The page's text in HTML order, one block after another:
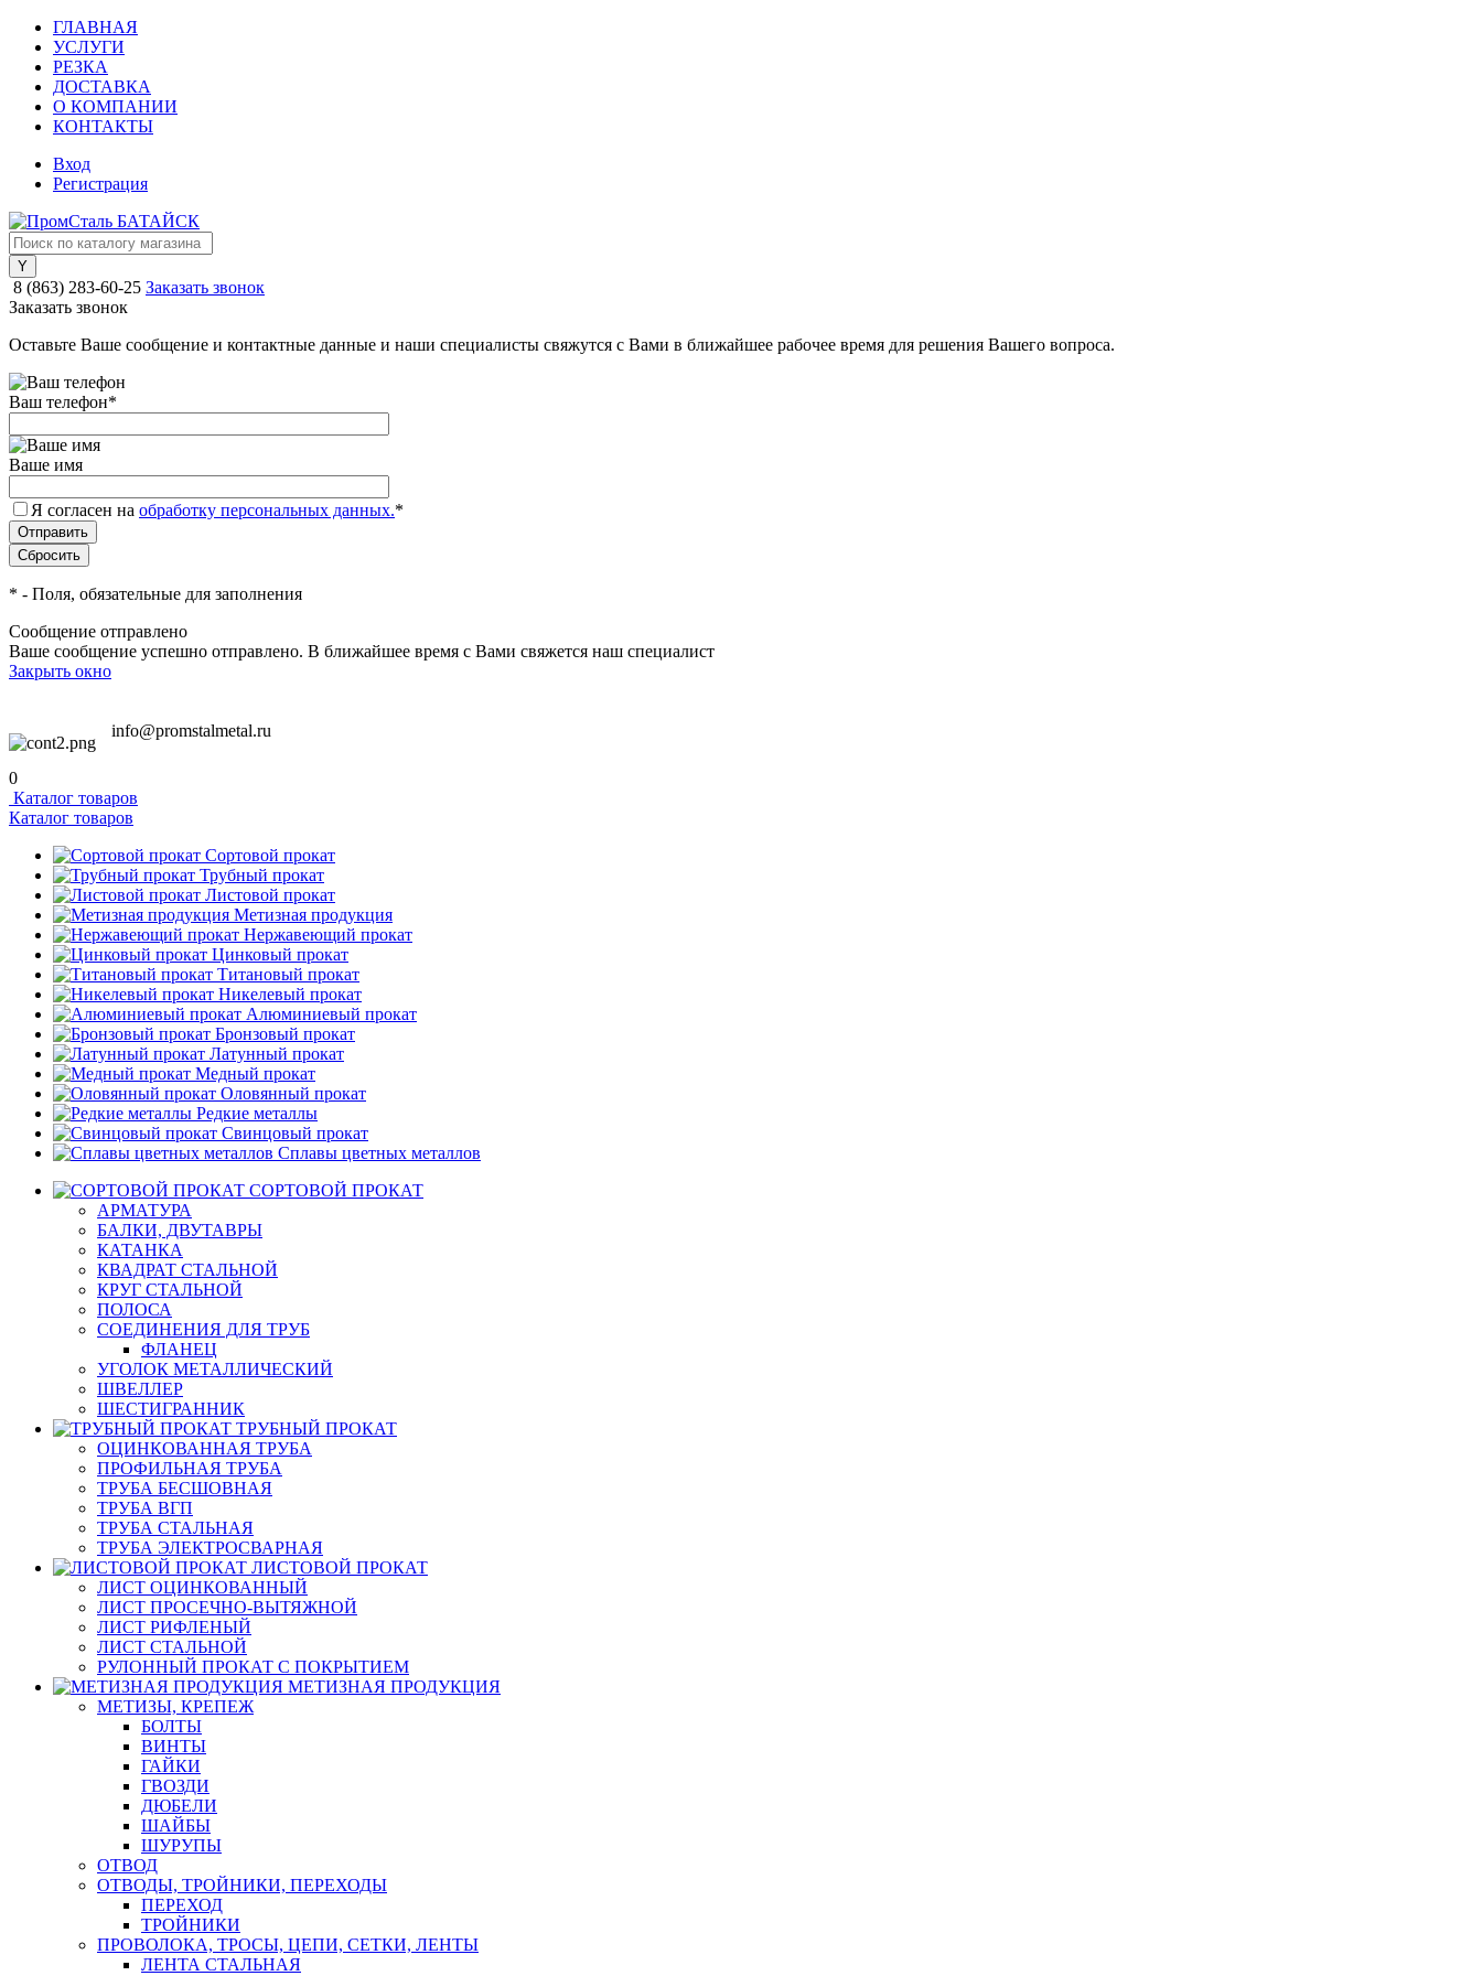
ГЛАВНАЯ
УСЛУГИ
РЕЗКА
ДОСТАВКА
О КОМПАНИИ
КОНТАКТЫ
Вход
Регистрация
8 (863) 283-60-25 Заказать звонок
Заказать звонок
Оставьте Ваше сообщение и контактные данные и наши специалисты свяжутся с Вами в ближайшее рабочее время для решения Вашего вопроса.
Ваш телефон*
Ваше имя
Я согласен на обработку персональных данных.*
* - Поля, обязательные для заполнения
Сообщение отправлено
Ваше сообщение успешно отправлено. В ближайшее время с Вами свяжется наш специалист
Закрыть окно
info@promstalmetal.ru
0
Каталог товаров
Каталог товаров
Сортовой прокат
Трубный прокат
Листовой прокат
Метизная продукция
Нержавеющий прокат
Цинковый прокат
Титановый прокат
Никелевый прокат
Алюминиевый прокат
Бронзовый прокат
Латунный прокат
Медный прокат
Оловянный прокат
Редкие металлы
Свинцовый прокат
Сплавы цветных металлов
СОРТОВОЙ ПРОКАТ
АРМАТУРА
БАЛКИ, ДВУТАВРЫ
КАТАНКА
КВАДРАТ СТАЛЬНОЙ
КРУГ СТАЛЬНОЙ
ПОЛОСА
СОЕДИНЕНИЯ ДЛЯ ТРУБ
ФЛАНЕЦ
УГОЛОК МЕТАЛЛИЧЕСКИЙ
ШВЕЛЛЕР
ШЕСТИГРАННИК
ТРУБНЫЙ ПРОКАТ
ОЦИНКОВАННАЯ ТРУБА
ПРОФИЛЬНАЯ ТРУБА
ТРУБА БЕСШОВНАЯ
ТРУБА ВГП
ТРУБА СТАЛЬНАЯ
ТРУБА ЭЛЕКТРОСВАРНАЯ
ЛИСТОВОЙ ПРОКАТ
ЛИСТ ОЦИНКОВАННЫЙ
ЛИСТ ПРОСЕЧНО-ВЫТЯЖНОЙ
ЛИСТ РИФЛЕНЫЙ
ЛИСТ СТАЛЬНОЙ
РУЛОННЫЙ ПРОКАТ С ПОКРЫТИЕМ
МЕТИЗНАЯ ПРОДУКЦИЯ
МЕТИЗЫ, КРЕПЕЖ
БОЛТЫ
ВИНТЫ
ГАЙКИ
ГВОЗДИ
ДЮБЕЛИ
ШАЙБЫ
ШУРУПЫ
ОТВОД
ОТВОДЫ, ТРОЙНИКИ, ПЕРЕХОДЫ
ПЕРЕХОД
ТРОЙНИКИ
ПРОВОЛОКА, ТРОСЫ, ЦЕПИ, СЕТКИ, ЛЕНТЫ
ЛЕНТА СТАЛЬНАЯ